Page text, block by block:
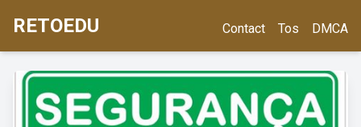
RETOEDU Contact Tos DMCA